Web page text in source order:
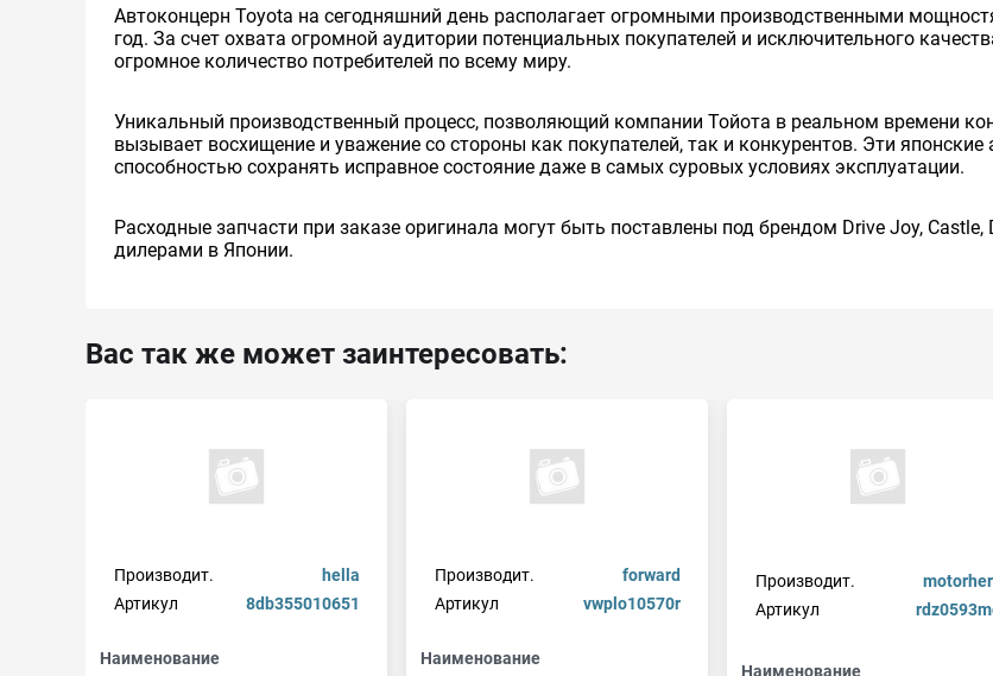
Автоконцерн Toyota на сегодняшний день располагает огромными производственными
год. За счет охвата огромной аудитории потенциальных покупателей и исключительного
огромное количество потребителей по всему миру.
Уникальный производственный процесс, позволяющий компании Тойота в реальном времени
вызывает восхищение и уважение со стороны как покупателей, так и конкурентов. Эти
способностью сохранять исправное состояние даже в самых суровых условиях эксплуатации.
Расходные запчасти при заказе оригинала могут быть поставлены под брендом Drive Joy,
дилерами в Японии.
Вас так же может заинтересовать:
Производит.
hella
Артикул
8db355010651
Наименование
Производит.
forward
Артикул
vwplo10570r
Наименование
Производит.
Артикул
Наименование